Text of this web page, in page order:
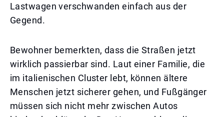
Lastwagen verschwanden einfach aus der
Gegend.
Bewohner bemerkten, dass die Straßen jetzt
wirklich passierbar sind. Laut einer Familie, die
im italienischen Cluster lebt, können ältere
Menschen jetzt sicherer gehen, und Fußgänger
müssen sich nicht mehr zwischen Autos